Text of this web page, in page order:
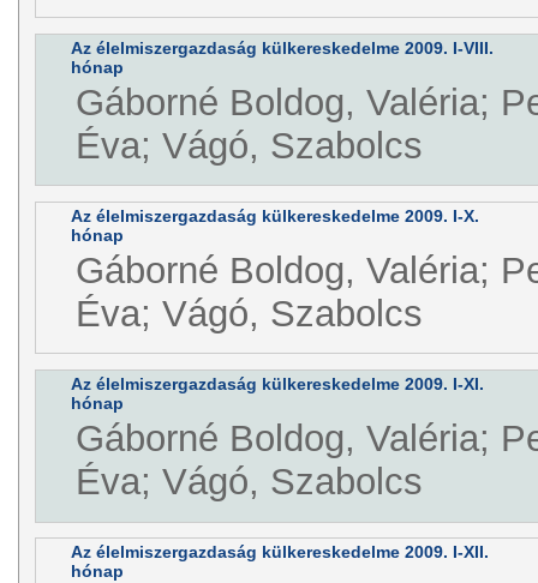
Az élelmiszergazdaság külkereskedelme 2009. I-VIII.
hónap
Gáborné Boldog, Valéria;
Éva; Vágó, Szabolcs
Az élelmiszergazdaság külkereskedelme 2009. I-X.
hónap
Gáborné Boldog, Valéria;
Éva; Vágó, Szabolcs
Az élelmiszergazdaság külkereskedelme 2009. I-XI.
hónap
Gáborné Boldog, Valéria;
Éva; Vágó, Szabolcs
Az élelmiszergazdaság külkereskedelme 2009. I-XII.
hónap